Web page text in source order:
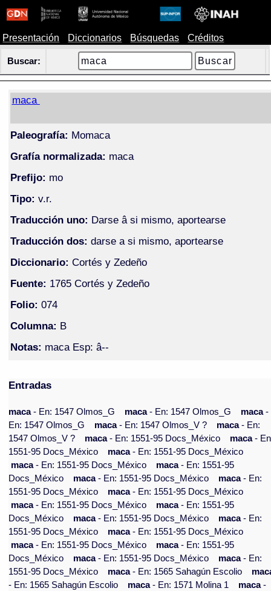
Presentación Diccionarios Búsquedas Créditos
Buscar:
maca
Paleografía: Momaca
Grafía normalizada: maca
Prefijo: mo
Tipo: v.r.
Traducción uno: Darse â si mismo, aportearse
Traducción dos: darse a si mismo, aportearse
Diccionario: Cortés y Zedeño
Fuente: 1765 Cortés y Zedeño
Folio: 074
Columna: B
Notas: maca Esp: â--
Entradas
maca- En: 1547 Olmos_G maca- En: 1547 Olmos_G maca-
En: 1547 Olmos_G
maca- En: 1547 Olmos_V ? maca- En:
1547 Olmos_V ?
maca- En: 1551-95 Docs_México maca-
1551-95 Docs_México
maca- En: 1551-95 Docs_México
maca- En: 1551-95 Docs_México maca- En: 1551-95
Docs_México
maca- En: 1551-95 Docs_México maca- En:
1551-95 Docs_México
maca- En: 1551-95 Docs_México
maca- En: 1551-95 Docs_México maca- En: 1551-95
Docs_México
maca- En: 1551-95 Docs_México maca- En:
1551-95 Docs_México
maca- En: 1551-95 Docs_México
maca- En: 1551-95 Docs_México maca- En: 1551-95
Docs_México
maca- En: 1551-95 Docs_México maca- En:
1551-95 Docs_México
maca- En: 1565 Sahagún Escolio
- En: 1565 Sahagún Escolio
maca- En: 1571 Molina 1 maca-